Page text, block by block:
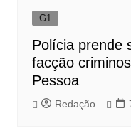
G1
Polícia prende
facção
Pessoa
Redação